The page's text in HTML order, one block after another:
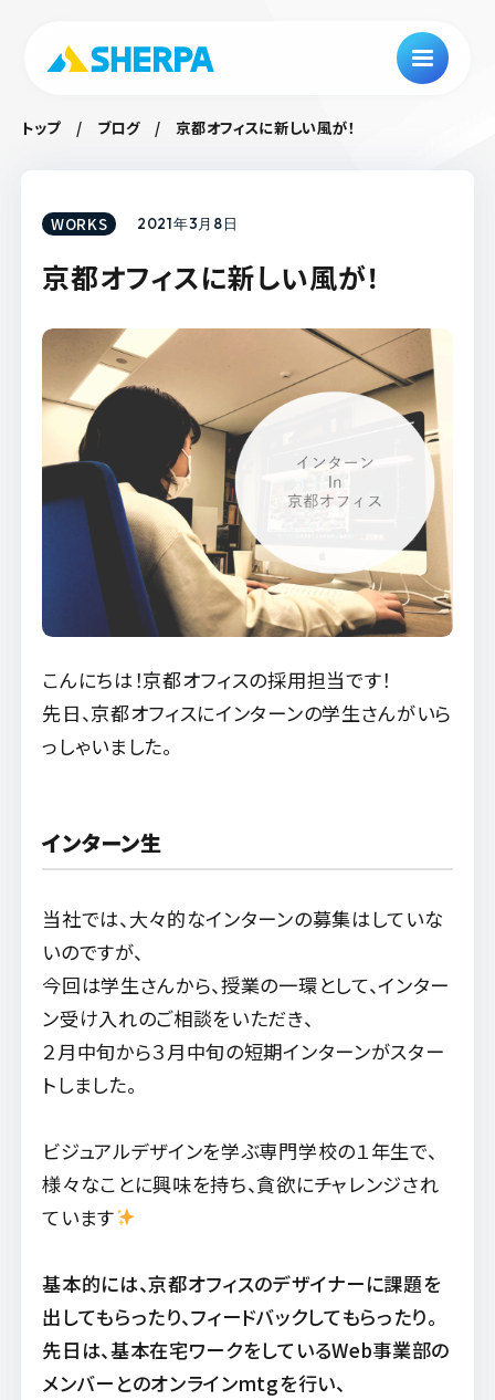
トップ ブログ 京都オフィスに新しい風が！
WORKS 2021年3月8日
京都オフィスに新しい風が！
こんにちは！京都オフィスの採用担当です！
先日、京都オフィスにインターンの学生さんがいら
っしゃいました。
インターン生
当社では、大々的なインターンの募集はしていな
いのですが、
今回は学生さんから、授業の一環として、インター
ン受け入れのご相談をいただき、
２月中旬から３月中旬の短期インターンがスター
トしました。
ビジュアルデザインを学ぶ専門学校の１年生で、
様々なことに興味を持ち、貪欲にチャレンジされ
ています
基本的には、京都オフィスのデザイナーに課題を
出してもらったり、フィードバックしてもらったり。
先日は、基本在宅ワークをしているWeb事業部の
メンバーとのオンラインmtgを行い、